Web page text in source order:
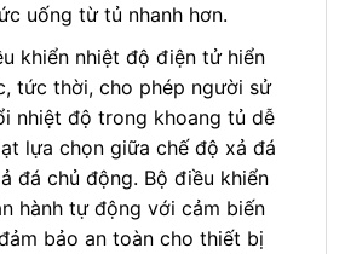
uống từ tủ nhanh hơn.
khiển nhiệt độ điện tử hiển
tức thời, cho phép người sử
nhiệt độ trong khoang tủ dễ
lựa chọn giữa chế độ xả đá
đá chủ động. Bộ điều khiển
hành tự động với cảm biến
bảo an toàn cho thiết bị